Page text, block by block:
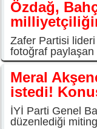
Özdağ,
Zafer Partisi
fotoğraf
Meral
istedi!
İYİ Parti Genel
düzenlediği